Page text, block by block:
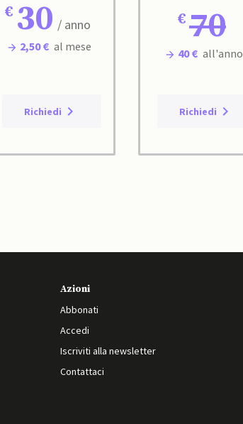
30 / anno
2,50 € al mese
Richiedi
70
40 € all'anno
Richiedi
Azioni
Abbonati
Accedi
Iscriviti alla newsletter
Contattaci